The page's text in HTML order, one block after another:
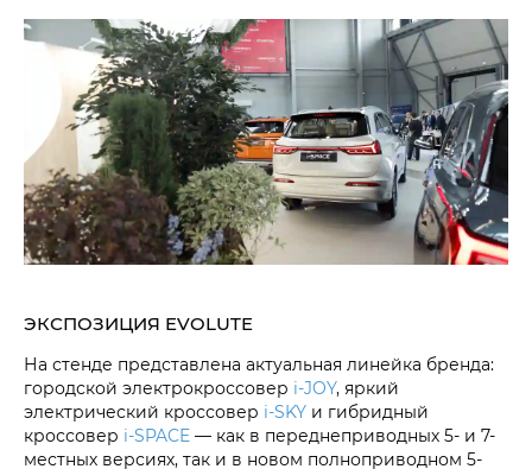
ЭКСПОЗИЦИЯ EVOLUTE
На стенде представлена актуальная линейка бренда:
городской электрокроссовер i‑JOY, яркий
электрический кроссовер i‑SKY и гибридный
кроссовер i‑SPACE — как в переднеприводных 5- и 7-
местных версиях, так и в новом полноприводном 5-